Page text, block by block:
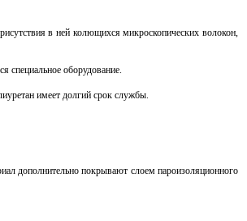
в ней колющихся микроскопических волокон,
специальное оборудование.
имеет долгий срок службы.
дополнительно покрывают слоем пароизоляционного